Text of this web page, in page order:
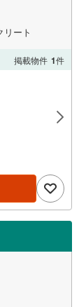
ート
掲載物件 1件